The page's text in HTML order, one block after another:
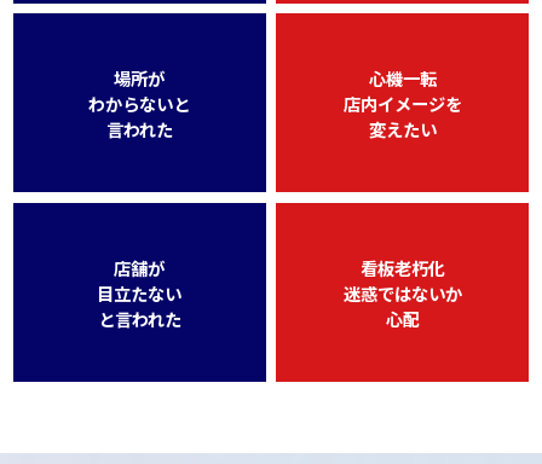
場所が
わからないと
言われた
心機一転
店内イメージを
変えたい
店舗が
目立たない
と言われた
看板老朽化
迷惑ではないか
心配